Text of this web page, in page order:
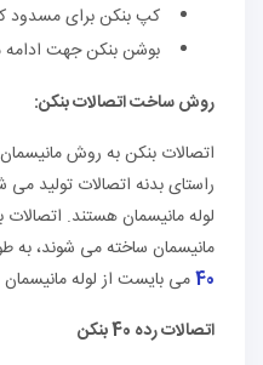
کپ بنکن برای مسدود
بوشن بنکن جهت ادامه
روش ساخت اتصالات بنکن:
اتصالات بنکن به روش
راستای بدنه اتصالات تولید
لوله مانیسمان هستند. اتصالات
مانیسمان ساخته می شوند، به
40می بایست از لوله مانیسمان رده 40
اتصالات رده 40 بنکن